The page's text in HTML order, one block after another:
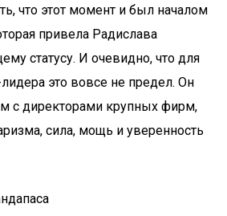
что этот момент и был началом
привела Радислава
статусу. И очевидно, что для
это вовсе не предел. Он
с директорами крупных фирм,
сила, мощь и уверенность